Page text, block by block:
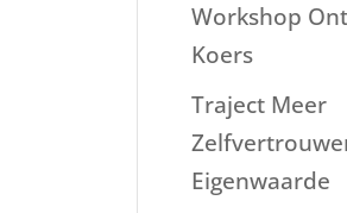
Workshop
Koers
Traject Meer
Eigenwaarde